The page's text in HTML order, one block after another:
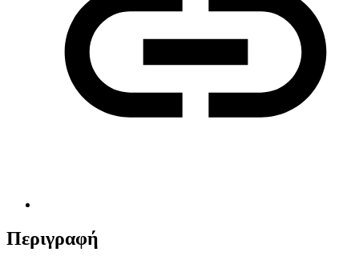
Περιγραφή